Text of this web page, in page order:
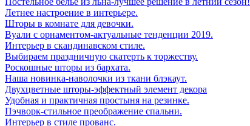
Летнее настроение в интерьере.
Шторы в комнате для девочки.
Вуали с орнаментом-актуальные тенденции 2019.
Интерьер в скандинавском стиле.
Выбираем праздничную скатерть к торжеству.
Роскошные шторы из бархата.
Наша новинка-наволочки из ткани блэкаут.
Двухцветные шторы-эффектный элемент декора
Удобная и практичная простыня на резинке.
Пэчворк-стильное преображение спальни.
Интерьер в стиле прованс.